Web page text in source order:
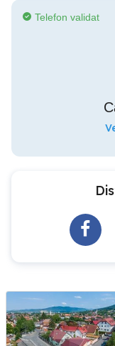
Telefon validat